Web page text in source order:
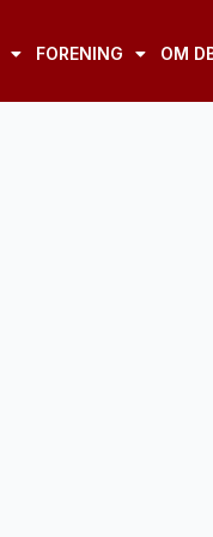
FORENING OM